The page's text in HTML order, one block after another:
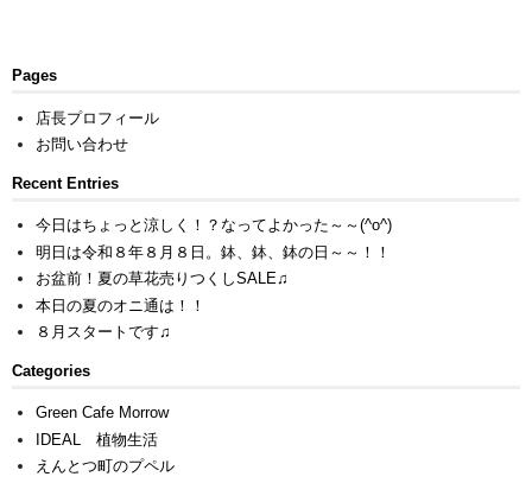
Pages
店長プロフィール
お問い合わせ
Recent Entries
今日はちょっと涼しく！？なってよかった～～(^o^)
明日は令和８年８月８日。鉢、鉢、鉢の日～～！！
お盆前！夏の草花売りつくしSALE♫
本日の夏のオニ通は！！
８月スタートです♫
Categories
Green Cafe Morrow
IDEAL 植物生活
えんとつ町のプペル